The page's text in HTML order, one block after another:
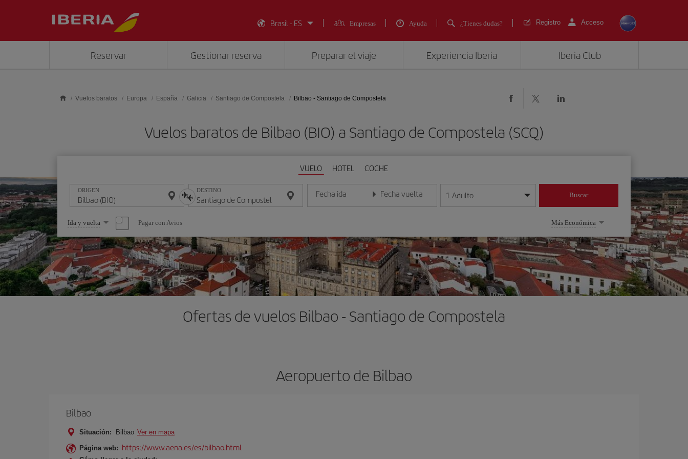
Brasil - ES
Empresas Ayuda ¿Tienes dudas? Registro Acceso
Reservar Gestionar reserva Preparar el viaje Experiencia Iberia Iberia Club
Vuelos baratos Europa España Galicia Santiago de Compostela Bilbao - Santiago de Compostela
Vuelos baratos de Bilbao (BIO) a Santiago de Compostela (SCQ)
VUELO HOTEL COCHE
ORIGEN DESTINO Fecha ida
Introduce la fecha en formato día/mes/año
Fecha vuelta
Introduce la fecha en formato día/mes/año
1 Adulto Buscar
Seleccione
una
opción
Ida y vuelta Pagar con Avios Más Económica
Ofertas de vuelos Bilbao - Santiago de Compostela
Aeropuerto de Bilbao
Bilbao
Situación: Bilbao Ver en mapa
Página web: https://www.aena.es/es/bilbao.html